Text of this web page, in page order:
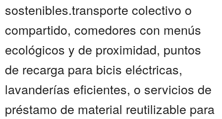
sostenibles.transporte colectivo o
compartido, comedores con menús
ecológicos y de proximidad, puntos
de recarga para bicis eléctricas,
lavanderías eficientes, o servicios de
préstamo de material reutilizable para